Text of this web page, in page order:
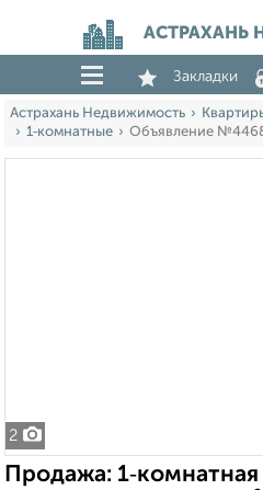
АСТРАХАНЬ
Закладки
Астрахань Недвижимость
1‑комнатные
Объявление
2
Продажа: 1‑комнатная